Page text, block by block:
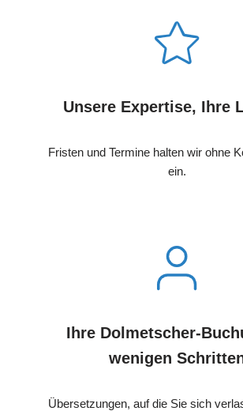
Unsere Expertise, Ihre
Fristen und Termine halten wir ohne
ein.
Ihre Dolmetscher-
wenigen
Übersetzungen, auf die Sie sich